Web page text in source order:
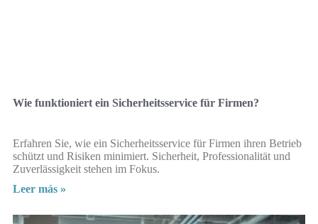
Wie funktioniert ein Sicherheitsservice für Firmen?
Erfahren Sie, wie ein Sicherheitsservice für Firmen ihren Betrieb
schützt und Risiken minimiert. Sicherheit, Professionalität und
Zuverlässigkeit stehen im Fokus.
Leer más »